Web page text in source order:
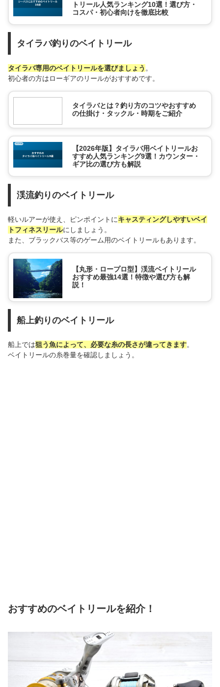
トリール人気ランキング10選！選び方・
コスパ・初心者向けを徹底比較
タイラバ釣りのベイトリール
タイラバ専用のベイトリールを選びましょう 。
初心者の方はローギアのリールがおすすめです。
タイラバとは？釣り方のコツやおすすめ
の仕掛け・タックル・時期をご紹介
【2026年版】タイラバ用ベイトリールお
すすめ人気ランキング9選！カウンター・
ギア比の選び方も解説
渓流釣りのベイトリール
軽いルアーが使え、ピンポイントにキャスティングしやすいベイ
トフィネスリールにしましょう。
また、ブラックバス等のゲーム用のベイトリールもあります。
【丸形・ロープロ型】渓流ベイトリール
おすすめ最強14選！特徴や選び方も解
説！
船上釣りのベイトリール
船上では狙う魚によって、必要な糸の長さが違ってきます。
ベイトリールの糸巻量を確認しましょう。
おすすめのベイトリールを紹介！